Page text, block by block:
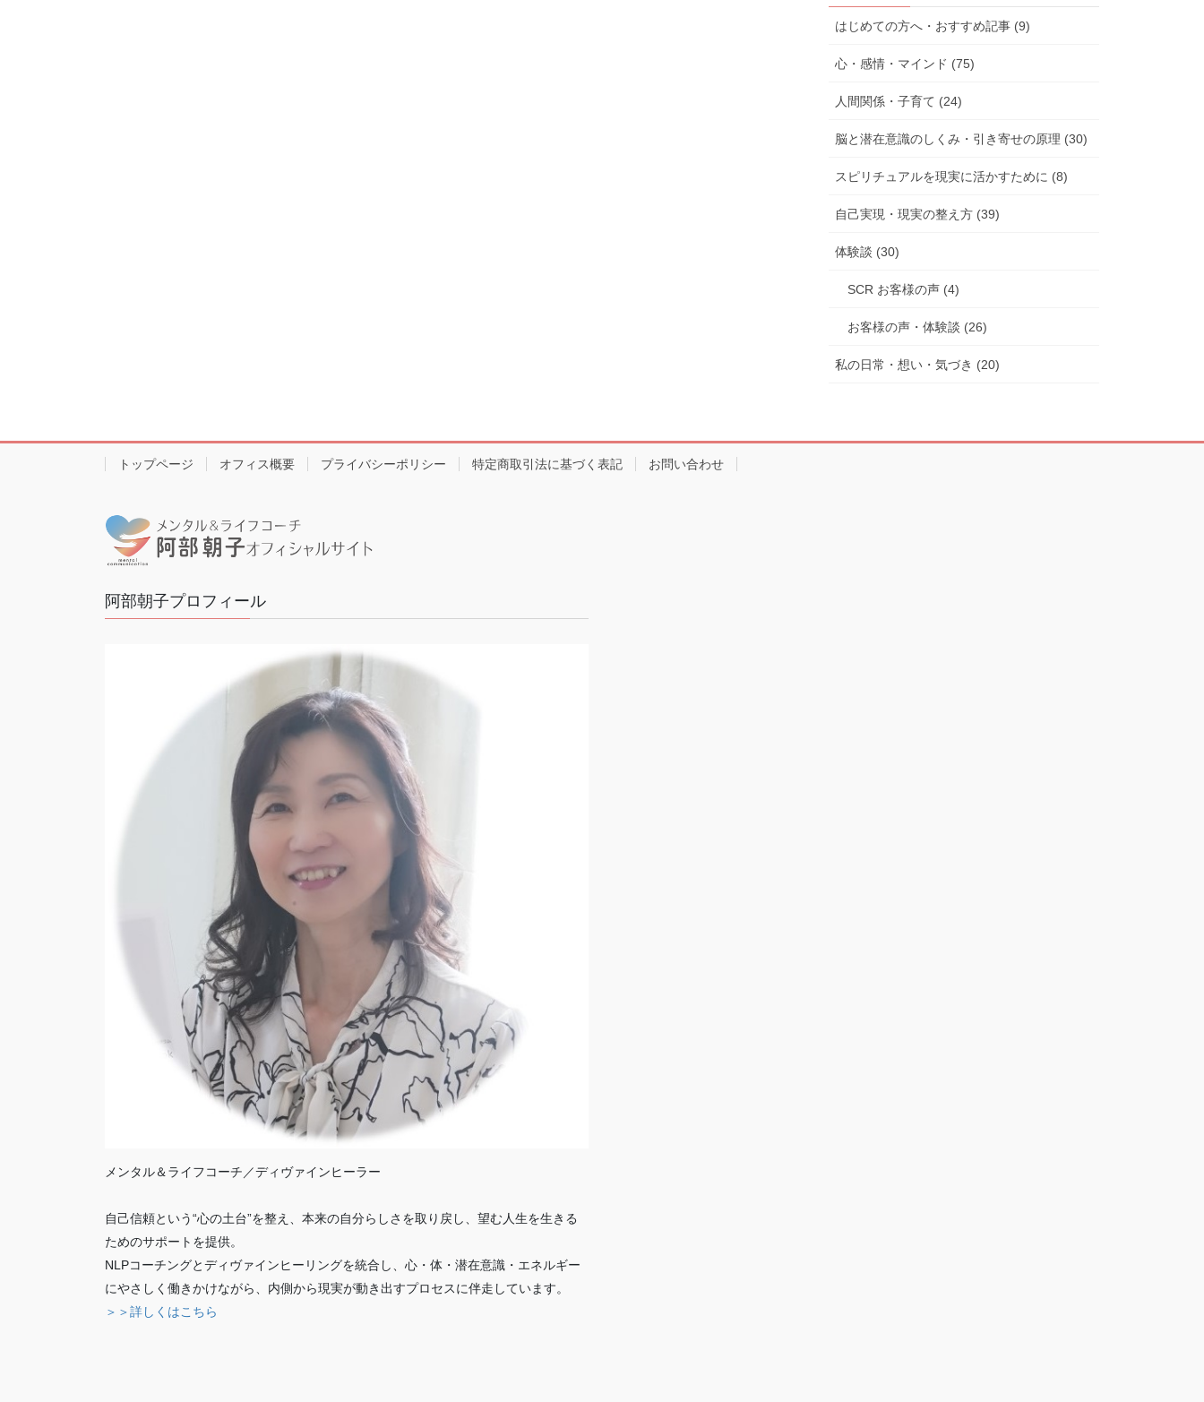
はじめての方へ・おすすめ記事 (9)
心・感情・マインド (75)
人間関係・子育て (24)
脳と潜在意識のしくみ・引き寄せの原理 (30)
スピリチュアルを現実に活かすために (8)
自己実現・現実の整え方 (39)
体験談 (30)
SCR お客様の声 (4)
お客様の声・体験談 (26)
私の日常・想い・気づき (20)
トップページ オフィス概要 プライバシーポリシー 特定商取引法に基づく表記 お問い合わせ
阿部朝子プロフィール
メンタル＆ライフコーチ／ディヴァインヒーラー
自己信頼という“心の土台”を整え、本来の自分らしさを取り戻し、望む人生を生きる
ためのサポートを提供。
NLPコーチングとディヴァインヒーリングを統合し、心・体・潜在意識・エネルギー
にやさしく働きかけながら、内側から現実が動き出すプロセスに伴走しています。
＞＞詳しくはこちら